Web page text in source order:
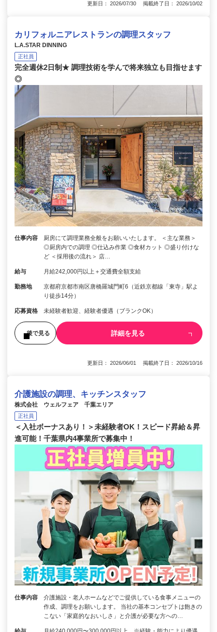
更新日： 2026/07/30 掲載終了日： 2026/10/02
カリフォルニアレストランの調理スタッフ
L.A.STAR DINNING
正社員
完全週休2日制★ 調理技術を学んで将来独立も目指せます
◎
仕事内容
厨房にて調理業務全般をお願いいたします。 ＜主な業務＞
◎厨房内での調理 ◎仕込み作業 ◎食材カット ◎盛り付けな
ど ＜採用後の流れ＞ 店…
給与 月給242,000円以上＋交通費全額支給
勤務地
京都府京都市南区唐橋羅城門町6（近鉄京都線「東寺」駅よ
り徒歩14分）
応募資格 未経験者歓迎、経験者優遇（ブランクOK）
後で見る 詳細を見る
更新日： 2026/06/01 掲載終了日： 2026/10/16
介護施設の調理、キッチンスタッフ
株式会社 ウェルフェア 千葉エリア
正社員
＜入社ボーナスあり！＞未経験者OK！スピード昇給＆昇
進可能！千葉県内4事業所で募集中！
仕事内容
介護施設・老人ホームなどでご提供している食事メニューの
作成、調理をお願いします。 当社の基本コンセプトは飽きの
こない「家庭的なおいしさ」と介護が必要な方への…